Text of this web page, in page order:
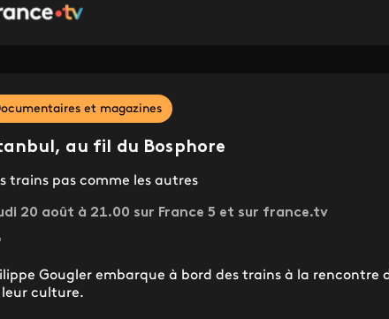
et magazines
au fil du Bosphore
trains pas comme les autres
20 août à 21.00 sur France 5 et sur france.tv
Gougler embarque à bord des trains à la rencontre
leur culture.